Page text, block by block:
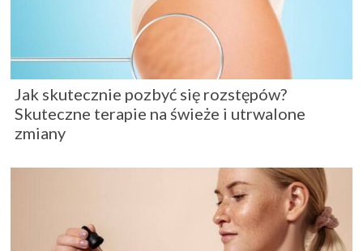
Jak skutecznie pozbyć się rozstępów?
Skuteczne terapie na świeże i utrwalone
zmiany